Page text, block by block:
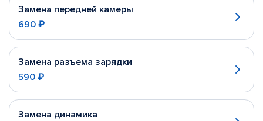
Замена передней камеры
690 ₽
Замена разъема зарядки
590 ₽
Замена динамика